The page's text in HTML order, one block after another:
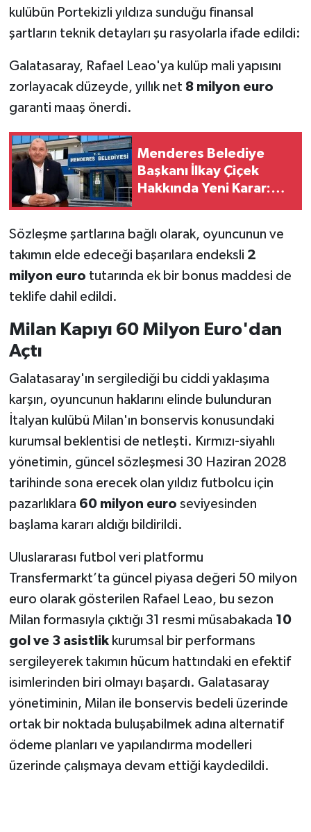
kulübün Portekizli yıldıza sunduğu finansal
şartların teknik detayları şu rasyolarla ifade edildi:
Galatasaray, Rafael Leao'ya kulüp mali yapısını
zorlayacak düzeyde, yıllık net 8 milyon euro
garanti maaş önerdi.
Menderes Belediye
Başkanı İlkay Çiçek
Hakkında Yeni Karar:
Sözleşme şartlarına bağlı olarak, oyuncunun ve
takımın elde edeceği başarılara endeksli 2
milyon euro tutarında ek bir bonus maddesi de
teklife dahil edildi.
Milan Kapıyı 60 Milyon Euro'dan
Açtı
Galatasaray'ın sergilediği bu ciddi yaklaşıma
karşın, oyuncunun haklarını elinde bulunduran
İtalyan kulübü Milan'ın bonservis konusundaki
kurumsal beklentisi de netleşti. Kırmızı-siyahlı
yönetimin, güncel sözleşmesi 30 Haziran 2028
tarihinde sona erecek olan yıldız futbolcu için
pazarlıklara 60 milyon euro seviyesinden
başlama kararı aldığı bildirildi.
Uluslararası futbol veri platformu
Transfermarkt’ta güncel piyasa değeri 50 milyon
euro olarak gösterilen Rafael Leao, bu sezon
Milan formasıyla çıktığı 31 resmi müsabakada 10
gol ve 3 asistlikkurumsal bir performans
sergileyerek takımın hücum hattındaki en efektif
isimlerinden biri olmayı başardı. Galatasaray
yönetiminin, Milan ile bonservis bedeli üzerinde
ortak bir noktada buluşabilmek adına alternatif
ödeme planları ve yapılandırma modelleri
üzerinde çalışmaya devam ettiği kaydedildi.